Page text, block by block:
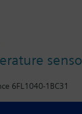
6FL1040-1BC31